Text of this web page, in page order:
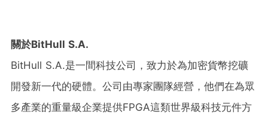
關於BitHull S.A.
BitHull S.A.是一間科技公司，致力於為加密貨幣挖礦
開發新一代的硬體。公司由專家團隊經營，他們在為眾
多產業的重量級企業提供FPGA這類世界級科技元件方